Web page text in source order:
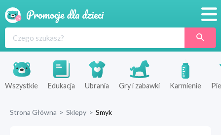
Produkty
Sklepy
Wszystkie Edukacja Ubrania Gry i zabawki Karmienie
Strona Główna > Sklepy > Smyk